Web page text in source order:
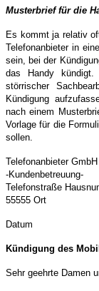
Musterbrief für die
Es kommt ja relativ
Telefonanbieter in
sein, bei der
das Handy
störrischer
Kündigung
nach einem
Vorlage für die
sollen.
Telefonanbieter GmbH
-Kundenbetreuung-
Telefonstraße
55555 Ort
Datum
Kündigung des
Sehr geehrte Damen